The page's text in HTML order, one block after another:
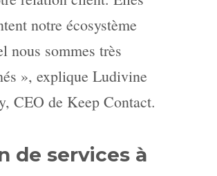
notre écosystème
nous sommes très
», explique Ludivine
CEO de Keep Contact.
de services à